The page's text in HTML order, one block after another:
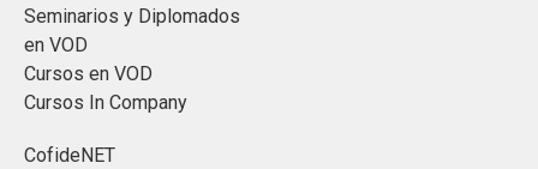
Seminarios y Diplomados
en VOD
Cursos en VOD
Cursos In Company
CofideNET